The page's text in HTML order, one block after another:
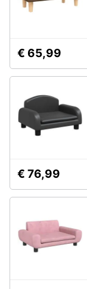
€ 65,99
€ 76,99